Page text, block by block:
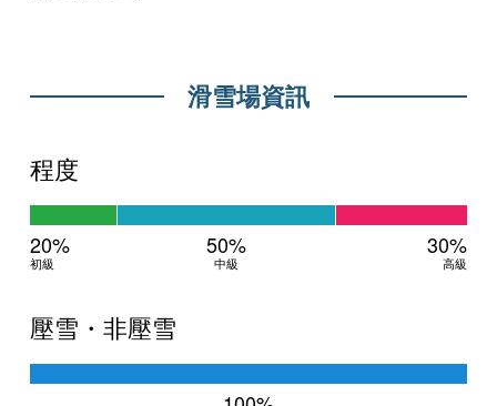
滑雪場資訊
程度
20%
初級
50%
中級
30%
高級
壓雪・非壓雪